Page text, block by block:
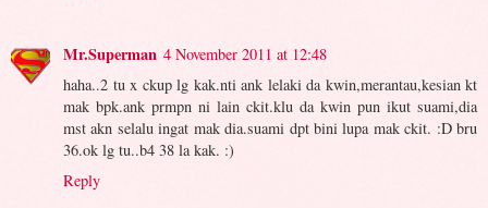
Mr.Superman 4 November 2011 at 12:48
haha..2 tu x ckup lg kak.nti ank lelaki da kwin,merantau,kesian kt
mak bpk.ank prmpn ni lain ckit.klu da kwin pun ikut suami,dia
mst akn selalu ingat mak dia.suami dpt bini lupa mak ckit. :D bru
36.ok lg tu..b4 38 la kak. :)
Reply